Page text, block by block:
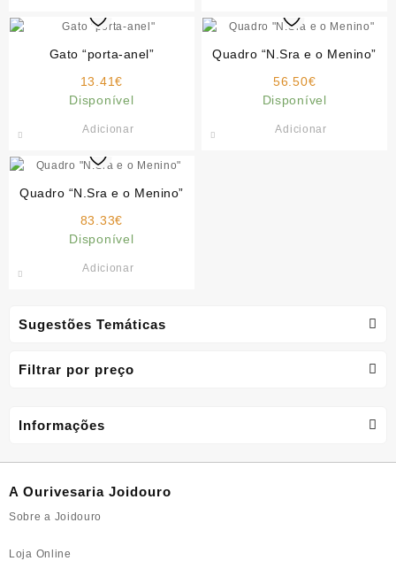
Sugestões Temáticas
Filtrar por preço
product
the
Gato “porta-anel”
13.41€
Disponível
Adicionar
Quadro “N.Sra e o Menino”
56.50€
Disponível
Adicionar
Quadro “N.Sra e o Menino”
83.33€
Disponível
Adicionar
Informações
A Ourivesaria Joidouro
Sobre a Joidouro
Loja Online